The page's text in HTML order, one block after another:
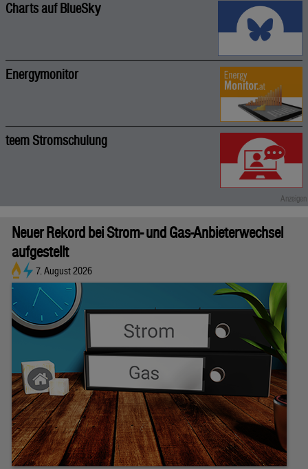
Charts auf BlueSky
Energymonitor
teem Stromschulung
Neuer Rekord bei Strom- und Gas-Anbieterwechsel
aufgestellt
7. August 2026